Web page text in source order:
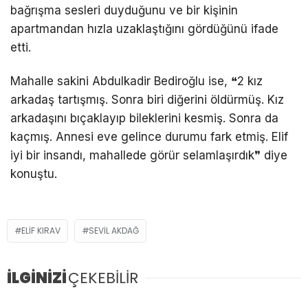
bağrışma sesleri duyduğunu ve bir kişinin
apartmandan hızla uzaklaştığını gördüğünü ifade
etti.
Mahalle sakini Abdulkadir Bediroğlu ise, ❝2 kız
arkadaş tartışmış. Sonra biri diğerini öldürmüş. Kız
arkadaşını bıçaklayıp bileklerini kesmiş. Sonra da
kaçmış. Annesi eve gelince durumu fark etmiş. Elif
iyi bir insandı, mahallede görür selamlaşırdık❞ diye
konuştu.
ELIF KIRAV SEVIL AKDAĞ
İLGİNİZİÇEKEBİLİR